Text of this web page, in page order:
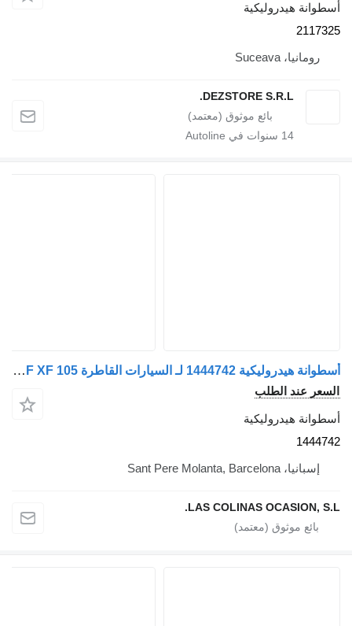
هيدروليكية
رومانيا، Suceava
DEZSTORE S.R.L.
سنوات في Autoline
أسطوانة هيدروليكية 1444742 لـ السيارات القاطرة DAF XF 105
عند الطلب
هيدروليكية
إسبانيا، Sant Pere Molanta, Barcelona
LAS COLINAS OCASION,